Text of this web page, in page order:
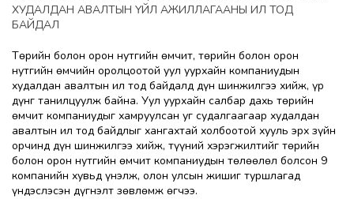
ХУДАЛДАН АВАЛТЫН ҮЙЛ АЖИЛЛАГААНЫ ИЛ ТОД
БАЙДАЛ
Төрийн болон орон нутгийн өмчит, төрийн болон орон
нутгийн өмчийн оролцоотой уул уурхайн компаниудын
худалдан авалтын ил тод байдалд дүн шинжилгээ хийж, үр
дүнг танилцуулж байна. Уул уурхайн салбар дахь төрийн
өмчит компаниудыг хамруулсан уг судалгаагаар худалдан
авалтын ил тод байдлыг хангахтай холбоотой хууль эрх зүйн
орчинд дүн шинжилгээ хийж, түүний хэрэгжилтийг төрийн
болон орон нутгийн өмчит компаниудын төлөөлөл болсон 9
компанийн хувьд үнэлж, олон улсын жишиг туршлагад
үндэслэсэн дүгнэлт зөвлөмж өгчээ.